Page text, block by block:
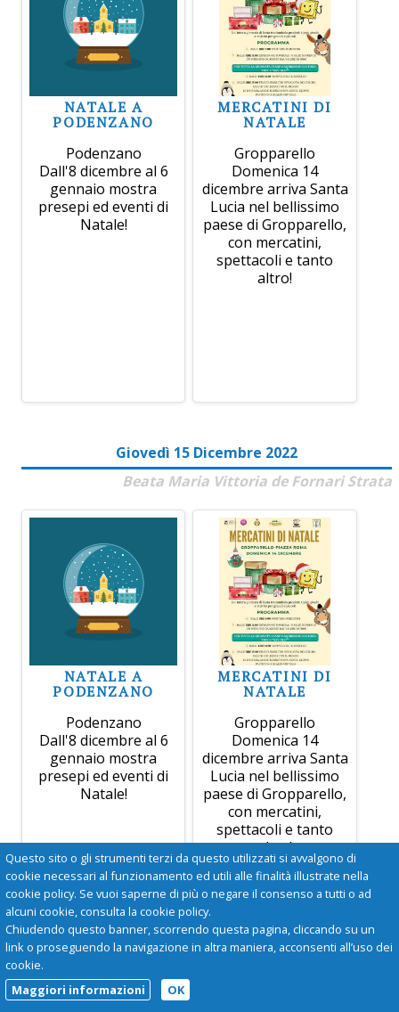
NATALE A
PODENZANO
Podenzano
Dall'8 dicembre al 6
gennaio mostra
presepi ed eventi di
Natale!
MERCATINI DI
NATALE
Gropparello
Domenica 14
dicembre arriva Santa
Lucia nel bellissimo
paese di Gropparello,
con mercatini,
spettacoli e tanto
altro!
Giovedì 15 Dicembre 2022
Beata Maria Vittoria de Fornari Strata
NATALE A
PODENZANO
Podenzano
Dall'8 dicembre al 6
gennaio mostra
presepi ed eventi di
Natale!
MERCATINI DI
NATALE
Gropparello
Domenica 14
dicembre arriva Santa
Lucia nel bellissimo
paese di Gropparello,
con mercatini,
spettacoli e tanto
altro!
Questo sito o gli strumenti terzi da questo utilizzati si avvalgono di
cookie necessari al funzionamento ed utili alle finalità illustrate nella
cookie policy. Se vuoi saperne di più o negare il consenso a tutti o ad
alcuni cookie, consulta la cookie policy.
Chiudendo questo banner, scorrendo questa pagina, cliccando su un
link o proseguendo la navigazione in altra maniera, acconsenti all’uso dei
cookie.
Maggiori informazioni
OK